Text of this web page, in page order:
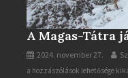
A Magas-Tátra
2024. november 27.
Aa hozzászólások lehetősége